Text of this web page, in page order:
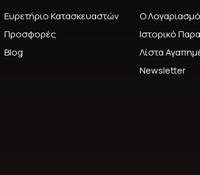
Ευρετήριο Κατασκευαστών
Προσφορές
Blog
Ο
Ιστορικό
Λίστα
Newsletter